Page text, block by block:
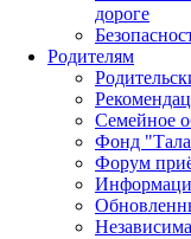
дороге
Родителям
Семейное
Фонд
Форум